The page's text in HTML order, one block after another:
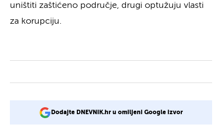
uništiti zaštićeno područje, drugi optužuju vlasti
za korupciju.
Dodajte DNEVNIK.hr u omiljeni Google izvor